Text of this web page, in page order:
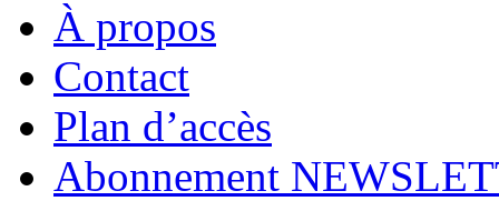
À propos
Contact
Plan d’accès
Abonnement